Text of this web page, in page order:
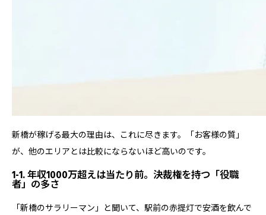
新橋が稼げる最大の理由は、これに尽きます。
「お客様の質」
が、他のエリアとは比較にならないほど高いのです。
1-1. 年収1000万超えは当たり前。決裁権を持つ「役職
者」の多さ
「新橋のサラリーマン」と聞いて、駅前の赤提灯で安酒を飲んで